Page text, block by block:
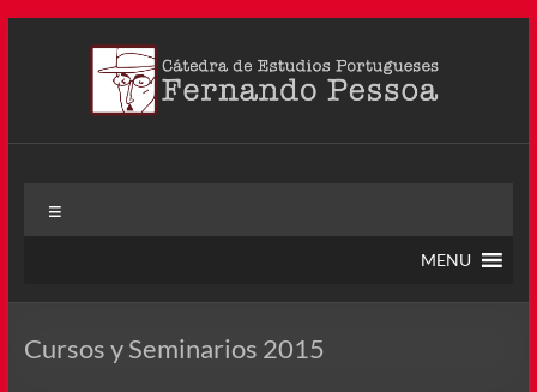
Cátedra Pessoa
creada en agosto de 2011, tras la Semana de Portugal. Esta
MENU
Cursos y Seminarios 2015